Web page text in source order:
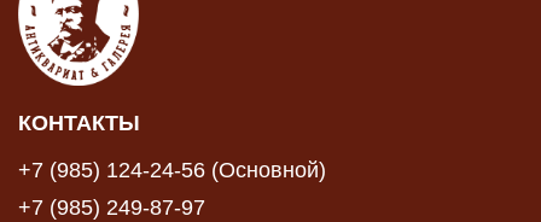
КОНТАКТЫ
+7 (985) 124-24-56 (Основной)
+7 (985) 249-87-97